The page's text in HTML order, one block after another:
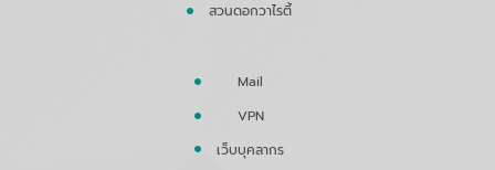
สวนดอกวาไรตี้
Mail
VPN
เว็บบุคลากร